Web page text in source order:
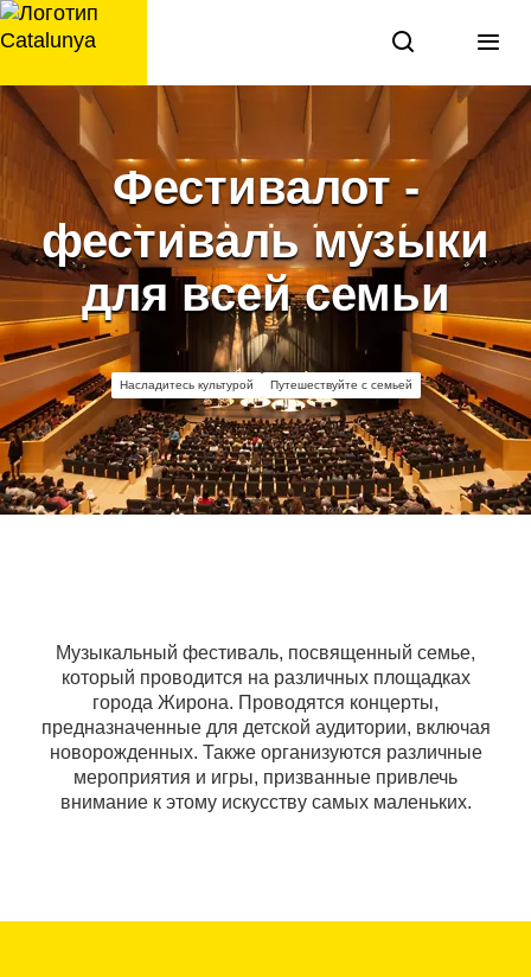
перейти
к
Фестивалот -
фестиваль музыки
для всей семьи
Насладитесь культурой Путешествуйте с семьей
Музыкальный фестиваль, посвященный семье,
который проводится на различных площадках
города Жирона. Проводятся концерты,
предназначенные для детской аудитории, включая
новорожденных. Также организуются различные
мероприятия и игры, призванные привлечь
внимание к этому искусству самых маленьких.